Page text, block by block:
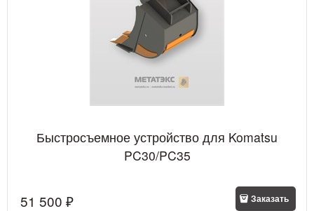
Быстросъемное устройство для Komatsu
PC30/PC35
51 500 ₽ Заказать